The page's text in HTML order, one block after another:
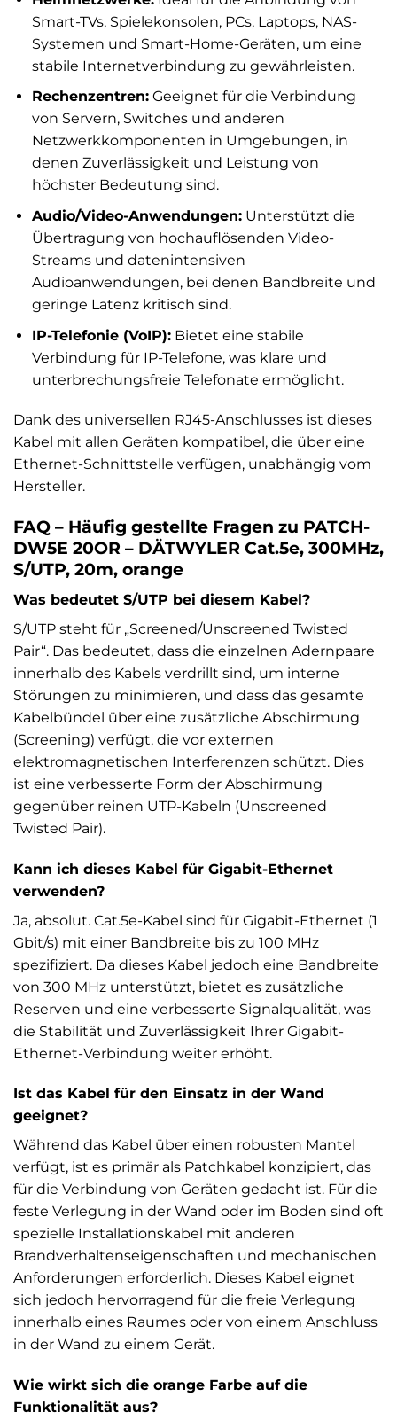
Smart-TVs, Spielekonsolen, PCs, Laptops, NAS-
Systemen und Smart-Home-Geräten, um eine
stabile Internetverbindung zu gewährleisten.
Rechenzentren:Geeignet für die Verbindung
von Servern, Switches und anderen
Netzwerkkomponenten in Umgebungen, in
denen Zuverlässigkeit und Leistung von
höchster Bedeutung sind.
Audio/Video-Anwendungen:Unterstützt die
Übertragung von hochauflösenden Video-
Streams und datenintensiven
Audioanwendungen, bei denen Bandbreite und
geringe Latenz kritisch sind.
IP-Telefonie (VoIP):Bietet eine stabile
Verbindung für IP-Telefone, was klare und
unterbrechungsfreie Telefonate ermöglicht.
Dank des universellen RJ45-Anschlusses ist dieses
Kabel mit allen Geräten kompatibel, die über eine
Ethernet-Schnittstelle verfügen, unabhängig vom
Hersteller.
FAQ – Häufig gestellte Fragen zu PATCH-
DW5E 20OR – DÄTWYLER Cat.5e, 300MHz,
S/UTP, 20m, orange
Was bedeutet S/UTP bei diesem Kabel?
S/UTP steht für „Screened/Unscreened Twisted
Pair“. Das bedeutet, dass die einzelnen Adernpaare
innerhalb des Kabels verdrillt sind, um interne
Störungen zu minimieren, und dass das gesamte
Kabelbündel über eine zusätzliche Abschirmung
(Screening) verfügt, die vor externen
elektromagnetischen Interferenzen schützt. Dies
ist eine verbesserte Form der Abschirmung
gegenüber reinen UTP-Kabeln (Unscreened
Twisted Pair).
Kann ich dieses Kabel für Gigabit-Ethernet
verwenden?
Ja, absolut. Cat.5e-Kabel sind für Gigabit-Ethernet (1
Gbit/s) mit einer Bandbreite bis zu 100 MHz
spezifiziert. Da dieses Kabel jedoch eine Bandbreite
von 300 MHz unterstützt, bietet es zusätzliche
Reserven und eine verbesserte Signalqualität, was
die Stabilität und Zuverlässigkeit Ihrer Gigabit-
Ethernet-Verbindung weiter erhöht.
Ist das Kabel für den Einsatz in der Wand
geeignet?
Während das Kabel über einen robusten Mantel
verfügt, ist es primär als Patchkabel konzipiert, das
für die Verbindung von Geräten gedacht ist. Für die
feste Verlegung in der Wand oder im Boden sind oft
spezielle Installationskabel mit anderen
Brandverhaltenseigenschaften und mechanischen
Anforderungen erforderlich. Dieses Kabel eignet
sich jedoch hervorragend für die freie Verlegung
innerhalb eines Raumes oder von einem Anschluss
in der Wand zu einem Gerät.
Wie wirkt sich die orange Farbe auf die
Funktionalität aus?